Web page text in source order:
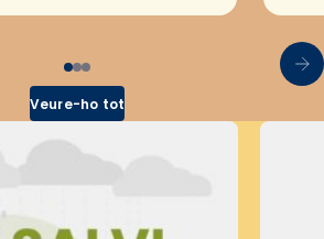
Veure-ho tot